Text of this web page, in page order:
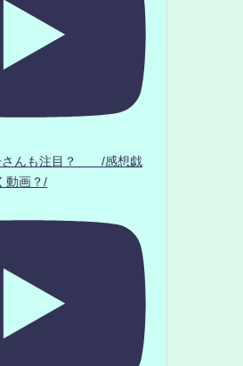
さんも注目？ /感想戯
動画？/